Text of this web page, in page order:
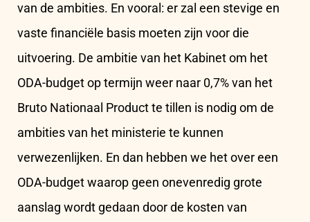
van de ambities. En vooral: er zal een stevige en
vaste financiële basis moeten zijn voor die
uitvoering. De ambitie van het Kabinet om het
ODA-budget op termijn weer naar 0,7% van het
Bruto Nationaal Product te tillen is nodig om de
ambities van het ministerie te kunnen
verwezenlijken. En dan hebben we het over een
ODA-budget waarop geen onevenredig grote
aanslag wordt gedaan door de kosten van